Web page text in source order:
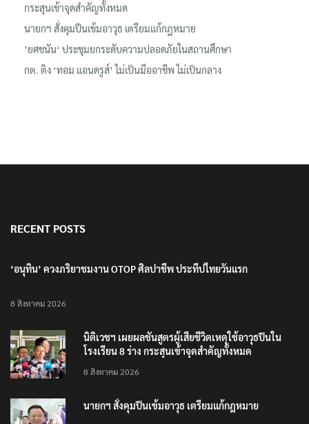
กระสุนเข้าจุดสำคัญทั้งหมด
นายกฯ สั่งคุมปืนเข้มอาวุธ เตรียมแก้กฎหมาย
’ยศชนัน‘ ประชุมยกระดับความปลอดภัยในสถานศึกษา
กต. ติง ‘ทอม แอนดรูส์’ ไม่เป็นมืออาชีพ ไม่เป็นกลาง
RECENT POSTS
‘อนุทิน’ ควงภริยาชมงาน OTOP ศิลปาชีพ ประทีปไทยวันแรก
8 สิงหาคม 2026
นิติเวชฯ เผยผลชันสูตรผู้เสียชีวิตเหตุใช้อาวุธปืนใน
โรงเรียน 8 ร่าง กระสุนเข้าจุดสำคัญทั้งหมด
8 สิงหาคม 2026
นายกฯ สั่งคุมปืนเข้มอาวุธ เตรียมแก้กฎหมาย